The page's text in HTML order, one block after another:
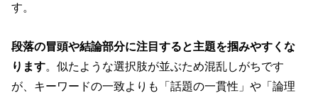
す。
段落の冒頭や結論部分に注目すると主題を掴みやすくな
ります。似たような選択肢が並ぶため混乱しがちです
が、キーワードの一致よりも「話題の一貫性」や「論理